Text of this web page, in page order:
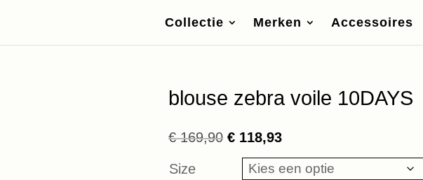
Collectie Merken Accessoires
blouse zebra voile 10DAYS
€169,90 Oorspronkelijke
prijs
was:
€ 118,93Huidige
prijs
is:
Size